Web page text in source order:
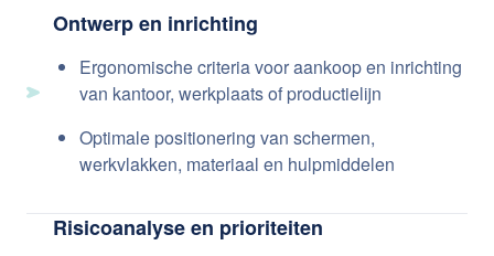
Ontwerp en inrichting
Ergonomische criteria voor aankoop en inrichting
van kantoor, werkplaats of productielijn
Optimale positionering van schermen,
werkvlakken, materiaal en hulpmiddelen
Risicoanalyse en prioriteiten